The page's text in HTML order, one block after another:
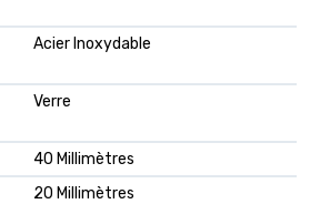
Acier Inoxydable
Verre
40 Millimètres
20 Millimètres